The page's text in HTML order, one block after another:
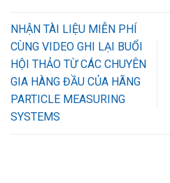
NHẬN TÀI LIỆU MIỄN PHÍ
CÙNG VIDEO GHI LẠI BUỔI
HỘI THẢO TỪ CÁC CHUYÊN
GIA HÀNG ĐẦU CỦA HÃNG
PARTICLE MEASURING
SYSTEMS